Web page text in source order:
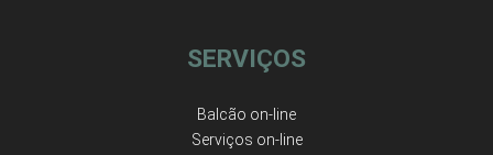
SERVIÇOS
Balcão on-line
Serviços on-line